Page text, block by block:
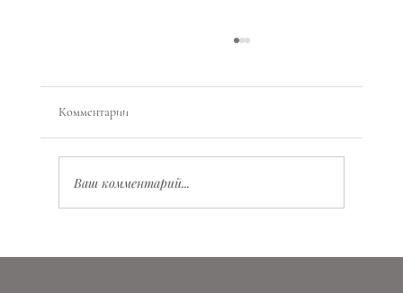
Комментарии
Ваш комментарий...